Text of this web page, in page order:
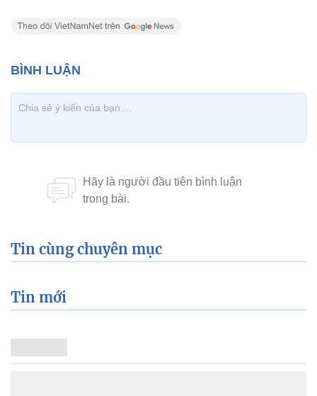
Tin cùng chuyên mục
Tin mới